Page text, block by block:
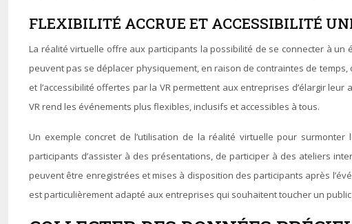
FLEXIBILITÉ ACCRUE ET ACCESSIBILITÉ
La réalité virtuelle offre aux participants la possibilité de se connecter à un
peuvent pas se déplacer physiquement, en raison de contraintes de
et l’accessibilité offertes par la VR permettent aux entreprises d’élargir
VR rend les événements plus flexibles, inclusifs et accessibles à tous.
Un exemple concret de l’utilisation de la réalité virtuelle pour
participants d’assister à des présentations, de participer à des ateliers
peuvent être enregistrées et mises à disposition des participants après
est particulièrement adapté aux entreprises qui souhaitent toucher un